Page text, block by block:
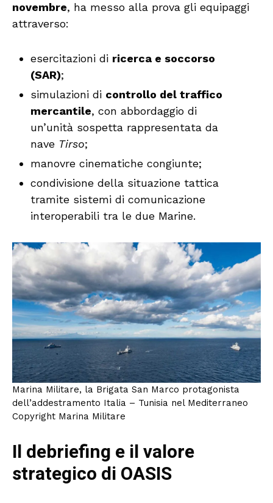
novembre, ha messo alla prova gli equipaggi
attraverso:
esercitazioni di ricerca e soccorso
(SAR);
simulazioni di controllo del traffico
mercantile, con abbordaggio di
un’unità sospetta rappresentata da
nave Tirso;
manovre cinematiche congiunte;
condivisione della situazione tattica
tramite sistemi di comunicazione
interoperabili tra le due Marine.
Marina Militare, la Brigata San Marco protagonista
dell’addestramento Italia – Tunisia nel Mediterraneo
Copyright Marina Militare
Il debriefing e il valore
strategico di OASIS